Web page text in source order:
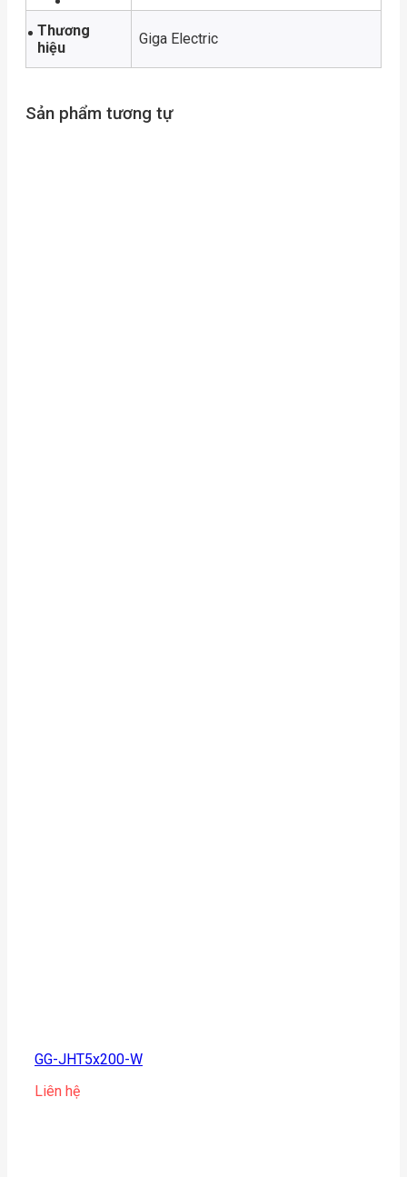
Thương
hiệu
Giga Electric
Sản phẩm tương tự
GG-JHT5x200-W
Liên hệ